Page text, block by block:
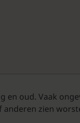
en oud. Vaak
zien